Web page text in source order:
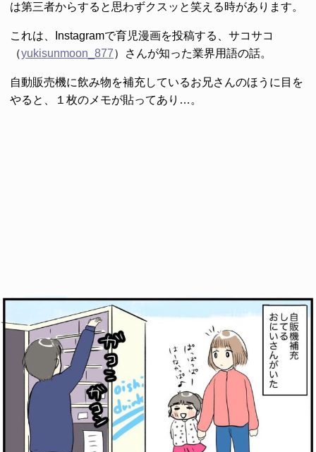
は第三者からすると思わずクスッと笑える時があります。
これは、Instagramで育児漫画を投稿する、サコサコ
（yukisunmoon_877）さんが知った業界用語の話。
自動販売機に飲み物を補充しているお兄さんのほうに目を
やると、１枚のメモが貼ってあり…。